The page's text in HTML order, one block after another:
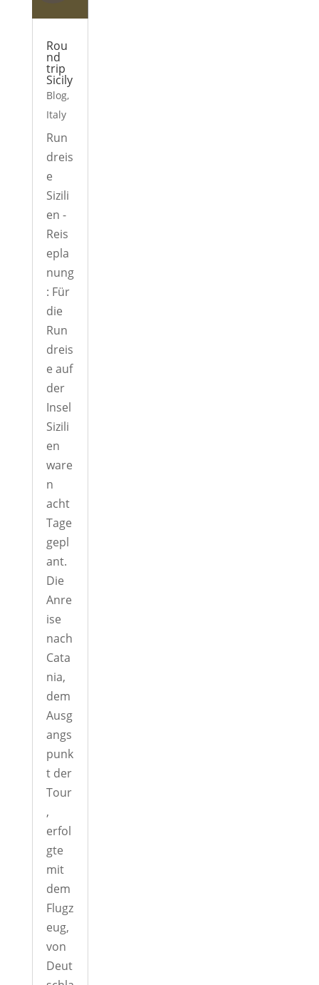
Rou
nd
trip
Sicily
Blog,
Italy
Run
dreis
e
Sizili
en -
Reis
epla
nung
: Für
die
Run
dreis
e auf
der
Insel
Sizili
en
ware
n
acht
Tage
gepl
ant.
Die
Anre
ise
nach
Cata
nia,
dem
Ausg
angs
punk
t der
Tour
,
erfol
gte
mit
dem
Flugz
eug,
von
Deut